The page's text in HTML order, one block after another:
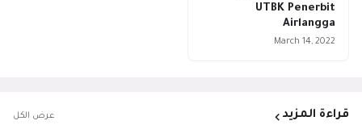
UTBK Penerbit
Airlangga
March 14, 2022
قراءة المزيد عرض الكل